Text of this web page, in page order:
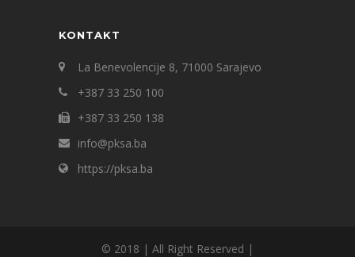
KONTAKT
La Benevolencije 8, 71000 Sarajevo
+387 33 250 100
+387 33 250 138
info@pksa.ba
https://pksa.ba
© 2018 | All Right Reserved |